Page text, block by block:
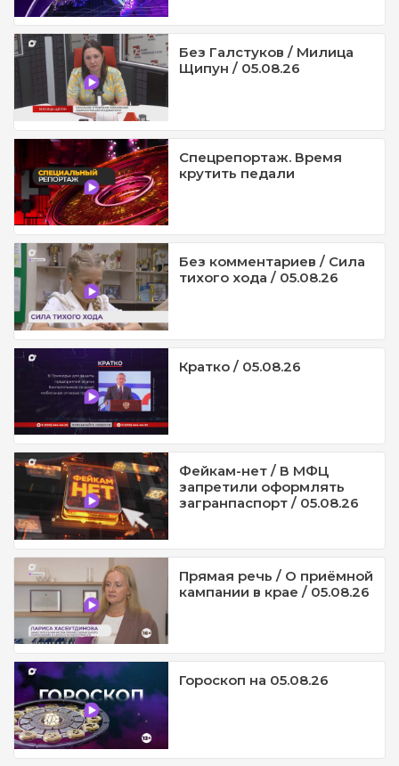
Без Галстуков / Милица
Щипун / 05.08.26
Спецрепортаж. Время
крутить педали
Без комментариев / Сила
тихого хода / 05.08.26
Кратко / 05.08.26
Фейкам-нет / В МФЦ
запретили оформлять
загранпаспорт / 05.08.26
Прямая речь / О приёмной
кампании в крае / 05.08.26
Гороскоп на 05.08.26